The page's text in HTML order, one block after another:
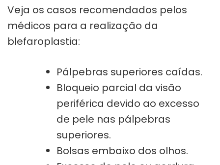
Veja os casos recomendados pelos
médicos para a realização da
blefaroplastia:
Pálpebras superiores caídas.
Bloqueio parcial da visão
periférica devido ao excesso
de pele nas pálpebras
superiores.
Bolsas embaixo dos olhos.